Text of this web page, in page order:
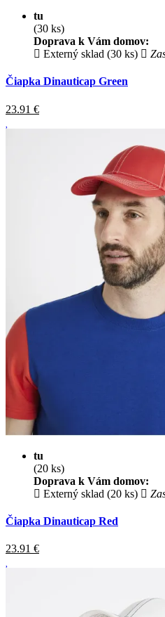
tu
(30 ks)
Doprava k Vám domov:
Externý sklad (30 ks)
Čiapka Dinauticap Green
23.91 €
tu
(20 ks)
Doprava k Vám domov:
Externý sklad (20 ks)
Čiapka Dinauticap Red
23.91 €